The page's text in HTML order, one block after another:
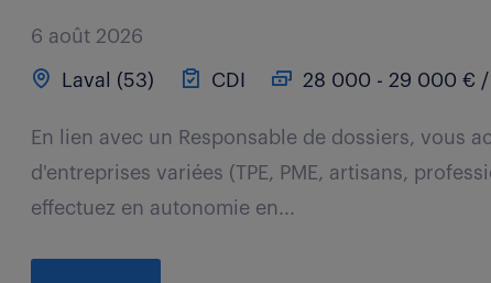
6 août 2026
Laval (53) CDI 28 000 - 29 000 € /
En lien avec un Responsable de dossiers, vous
d'entreprises variées (TPE, PME, artisans,
effectuez en autonomie en...